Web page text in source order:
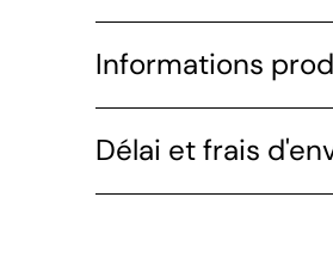
Informations
Délai et frais